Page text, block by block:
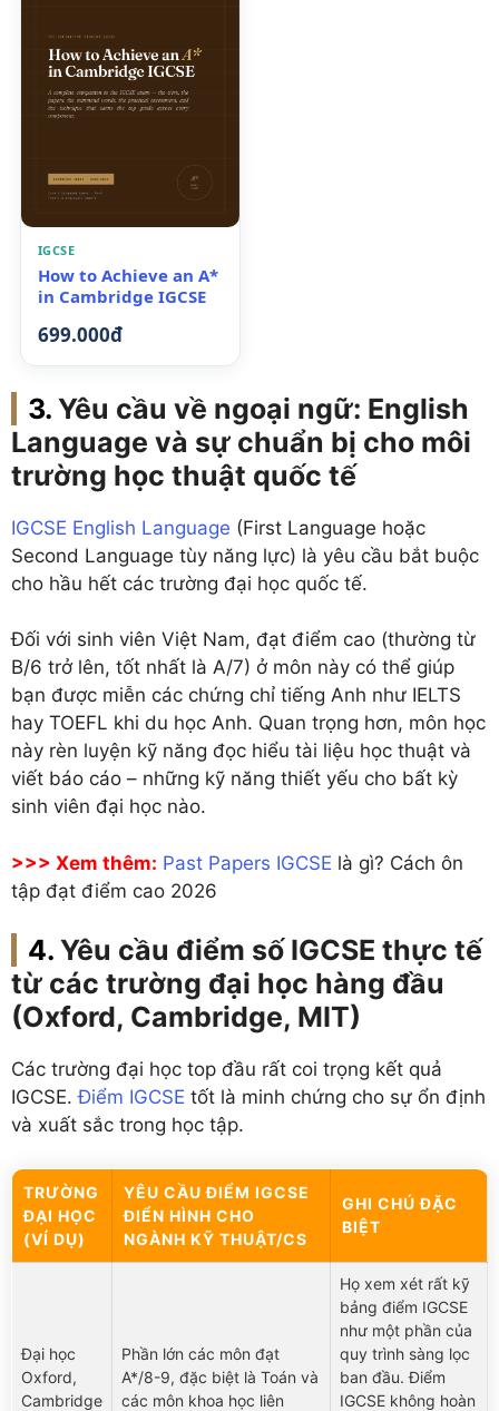
IGCSE
How to Achieve an A*
in Cambridge IGCSE
699.000đ
Yêu cầu về ngoại ngữ: English
Language và sự chuẩn bị cho môi
trường học thuật quốc tế
IGCSE English Language (First Language hoặc
Second Language tùy năng lực) là yêu cầu bắt buộc
cho hầu hết các trường đại học quốc tế.
Đối với sinh viên Việt Nam, đạt điểm cao (thường từ
B/6 trở lên, tốt nhất là A/7) ở môn này có thể giúp
bạn được miễn các chứng chỉ tiếng Anh như IELTS
hay TOEFL khi du học Anh. Quan trọng hơn, môn học
này rèn luyện kỹ năng đọc hiểu tài liệu học thuật và
viết báo cáo – những kỹ năng thiết yếu cho bất kỳ
sinh viên đại học nào.
>>> Xem thêm: Past Papers IGCSE là gì? Cách ôn
tập đạt điểm cao 2026
Yêu cầu điểm số IGCSE thực tế
từ các trường đại học hàng đầu
(Oxford, Cambridge, MIT)
Các trường đại học top đầu rất coi trọng kết quả
IGCSE.Điểm IGCSE tốt là minh chứng cho sự ổn định
và xuất sắc trong học tập.
TRƯỜNG
ĐẠI HỌC
(VÍ DỤ)
YÊU CẦU ĐIỂM IGCSE
ĐIỂN HÌNH CHO
NGÀNH KỸ THUẬT/CS
GHI CHÚ ĐẶC
BIỆT
Đại học
Oxford,
Cambridge
Phần lớn các môn đạt
A*/8-9, đặc biệt là Toán và
các môn khoa học liên
Họ xem xét rất kỹ
bảng điểm IGCSE
như một phần của
quy trình sàng lọc
ban đầu. Điểm
IGCSE không hoàn